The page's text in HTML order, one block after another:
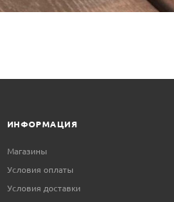
ИНФОРМАЦИЯ
Магазины
Условия оплаты
Условия доставки